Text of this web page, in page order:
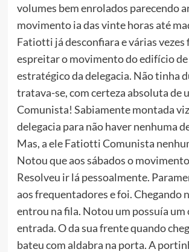
volumes bem enrolados parecendo
movimento ia das vinte horas até
Fatiotti já desconfiara e várias vezes
espreitar o movimento do edifício
estratégico da delegacia. Não tinha
tratava-se, com certeza absoluta de
Comunista! Sabiamente montada
delegacia para não haver nenhuma
Mas, a ele Fatiotti Comunista
Notou que aos sábados o
Resolveu ir lá pessoalmente.
aos frequentadores e foi. Chegando
entrou na fila. Notou um possuía um
entrada. O da sua frente quando
bateu com aldabra na porta. A